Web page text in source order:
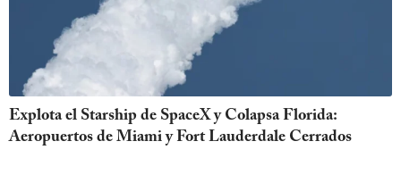
Explota el Starship de SpaceX y Colapsa Florida:
Aeropuertos de Miami y Fort Lauderdale Cerrados